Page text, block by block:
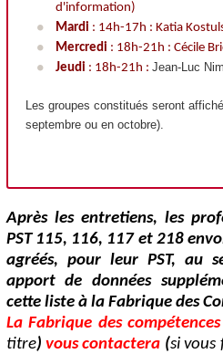
d'information)
Mardi : 14h-17h : Katia
Mercredi : 18h-21h : Cécile
Jeudi : 18h-21h : Jean-Luc
Les groupes constitués seront
septembre ou en octobre).
Après les entretiens, les
PST 115, 116, 117 et 218
agréés, pour leur PST, au
apport de données
cette liste à la Fabrique des
La Fabrique des compétences
titre) vous contactera (si vous